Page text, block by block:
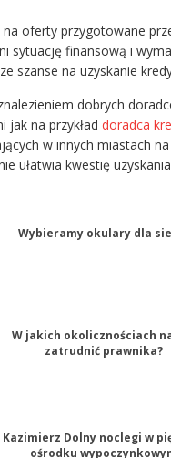
oferty przygotowane
sytuację finansową i
szanse na uzyskanie
dobrych
jak na przykład doradca
w innych miastach
ułatwia kwestię
Wybieramy okulary dla
W jakich okolicznościach
zatrudnić prawnika?
Kazimierz Dolny noclegi w
ośrodku